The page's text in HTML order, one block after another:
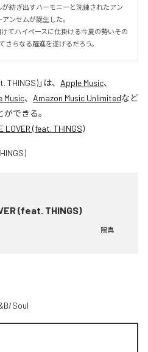
紡ぎ出すハーモニーと洗練されたアン
ンセムが誕生した。
てハイペースに仕掛ける今夏の勢いその
らなる躍進を遂げるだろう。
THINGS)」は、 Apple Music、
Music、 Amazon Music Unlimitedなど
できる。
LOVER (feat. THINGS)
(feat. THINGS)
陽真
Soul